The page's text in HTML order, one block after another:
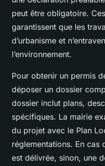
peut être obligatoire.
garantissent que les
d’urbanisme et
l’environnement.
Pour obtenir un permis
déposer un dossier
dossier inclut plans,
spécifiques. La mairie
du projet avec le Plan
réglementations. En cas
est délivrée, sinon, une